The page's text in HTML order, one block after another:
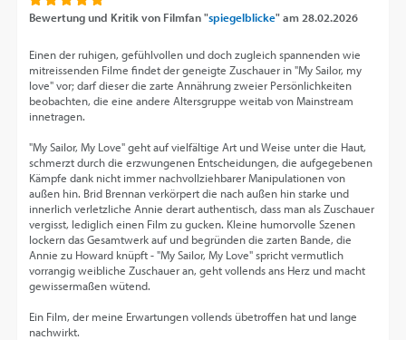
Bewertung und Kritik von Filmfan "spiegelblicke"am 28.02.2026
Einen der ruhigen, gefühlvollen und doch zugleich spannenden wie
mitreissenden Filme findet der geneigte Zuschauer in "My Sailor, my
love" vor; darf dieser die zarte Annährung zweier Persönlichkeiten
beobachten, die eine andere Altersgruppe weitab von Mainstream
innetragen.
"My Sailor, My Love" geht auf vielfältige Art und Weise unter die Haut,
schmerzt durch die erzwungenen Entscheidungen, die aufgegebenen
Kämpfe dank nicht immer nachvollziehbarer Manipulationen von
außen hin. Brid Brennan verkörpert die nach außen hin starke und
innerlich verletzliche Annie derart authentisch, dass man als Zuschauer
vergisst, lediglich einen Film zu gucken. Kleine humorvolle Szenen
lockern das Gesamtwerk auf und begründen die zarten Bande, die
Annie zu Howard knüpft - "My Sailor, My Love" spricht vermutlich
vorrangig weibliche Zuschauer an, geht vollends ans Herz und macht
gewissermaßen wütend.
Ein Film, der meine Erwartungen vollends übetroffen hat und lange
nachwirkt.